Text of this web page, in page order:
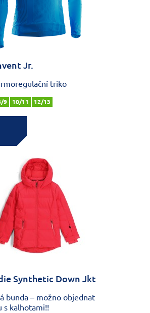
Jr.
triko
9 10/11 12/13
Synthetic Down Jkt
bunda – možno objednat
s kalhotami!!